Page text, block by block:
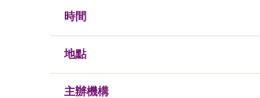
時間
地點
主辦機構